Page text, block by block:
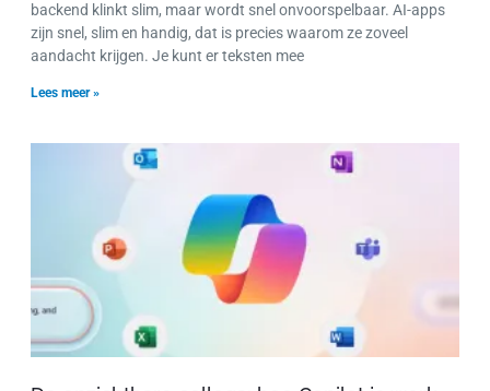
backend klinkt slim, maar wordt snel onvoorspelbaar. AI-apps
zijn snel, slim en handig, dat is precies waarom ze zoveel
aandacht krijgen. Je kunt er teksten mee
Lees meer »